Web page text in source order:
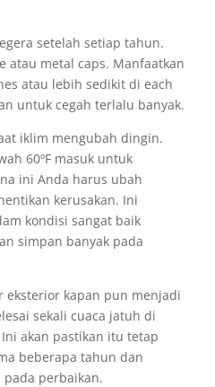
setelah setiap tahun.
atau metal caps. Manfaatkan
atau lebih sedikit di each
untuk cegah terlalu banyak.
iklim mengubah dingin.
60ºF masuk untuk
ini Anda harus ubah
kerusakan. Ini
kondisi sangat baik
simpan banyak pada
eksterior kapan pun menjadi
sekali cuaca jatuh di
akan pastikan itu tetap
beberapa tahun dan
pada perbaikan.